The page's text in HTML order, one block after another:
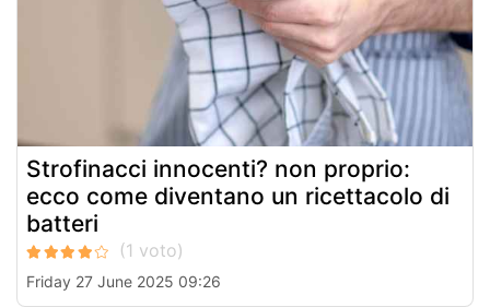
Strofinacci innocenti? non proprio:
ecco come diventano un ricettacolo di
batteri
Friday 27 June 2025 09:26